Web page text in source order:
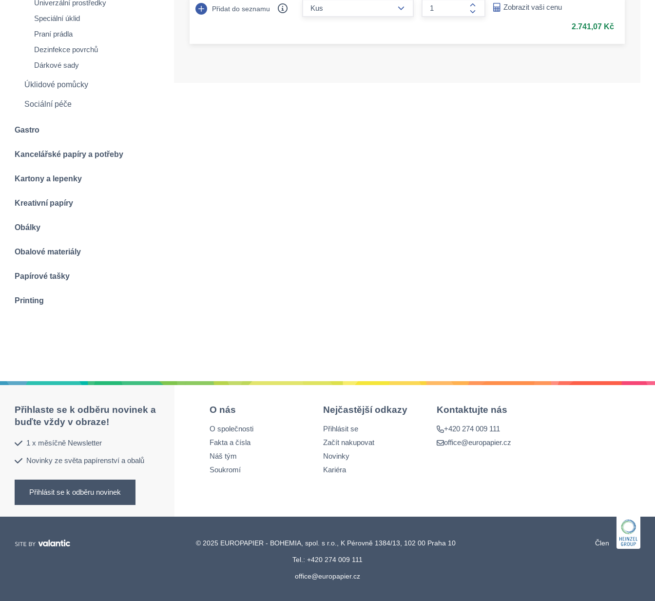
Univerzální prostředky
Speciální úklid
Praní prádla
Dezinfekce povrchů
Dárkové sady
Úklidové pomůcky
Sociální péče
Gastro
Kancelářské papíry a potřeby
Kartony a lepenky
Kreativní papíry
Obálky
Obalové materiály
Papírové tašky
Printing
Přidat do seznamu
form.increase-amount
Zobrazit vaši cenu
2.741,07 Kč
Přihlaste se k odběru novinek a
buďte vždy v obraze!
1 x měsíčně Newsletter
Novinky ze světa papírenství a obalů
Přihlásit se k odběru novinek
O nás
O společnosti
Fakta a čísla
Náš tým
Soukromí
Nejčastější odkazy
Přihlásit se
Začít nakupovat
Novinky
Kariéra
Kontaktujte nás
+420 274 009 111
office@europapier.cz
© 2025 EUROPAPIER - BOHEMIA, spol. s r.o., K Pérovně 1384/13, 102 00 Praha 10
Tel.: +420 274 009 111
office@europapier.cz
Člen